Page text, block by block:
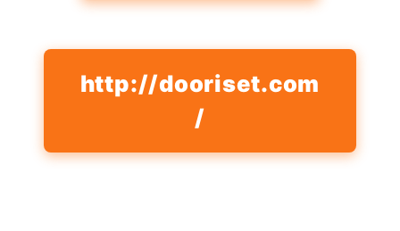
http://dooriset.com
/